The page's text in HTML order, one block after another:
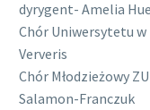
dyrygent- Amelia
Chór Uniwersytetu
Ververis
Chór Młodzieżowy
Salamon-Franczuk